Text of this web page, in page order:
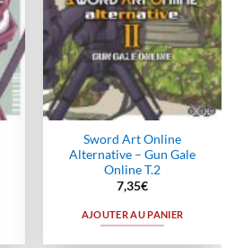
Sword Art Online
Alternative – Gun Gale
Online T.2
7,35€
AJOUTER AU PANIER